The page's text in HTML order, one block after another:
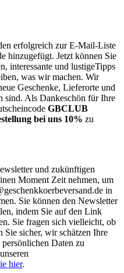
Romantik
Salzig
Nicht essbar
erfolgreich zur E-Mail-Liste
hinzugefügt. Jetzt können Sie
interessante und lustigeTipps
was wir machen. Wir
Geschenke, Lieferorte und
sind. Als Dankeschön für Ihre
GBCLUB
bei uns 10% zu
und zukünftigen
Moment Zeit nehmen, um
in
Sie können den Newsletter
indem Sie auf den Link
Sie fragen sich vielleicht, ob
Sie sicher, wir schätzen Ihre
Daten zu
hier.